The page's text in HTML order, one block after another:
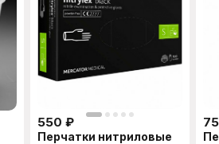
550 ₽
Перчатки нитриловые